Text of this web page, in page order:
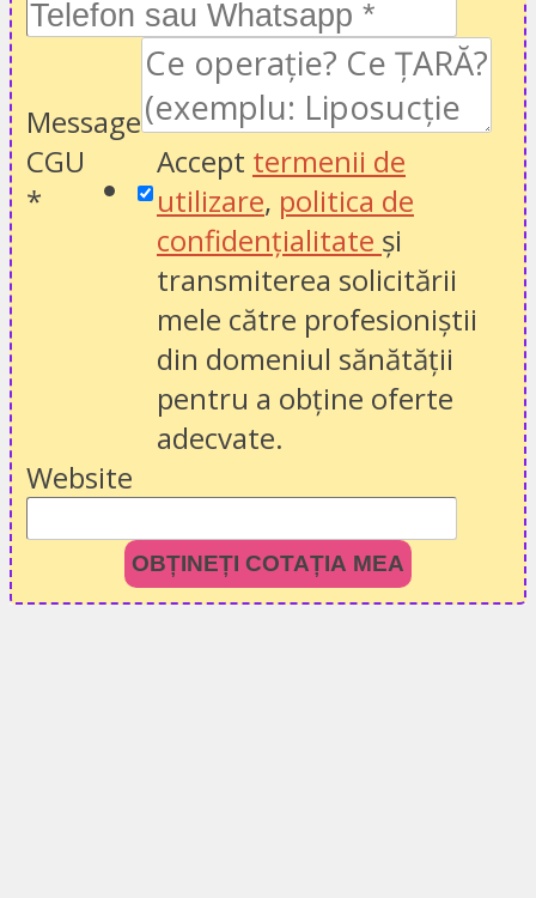
Message
CGU
*
Accept termenii de
utilizare, politica de
confidențialitate și
transmiterea solicitării
mele către profesioniștii
din domeniul sănătății
pentru a obține oferte
adecvate.
Website
OBȚINEȚI COTAȚIA MEA